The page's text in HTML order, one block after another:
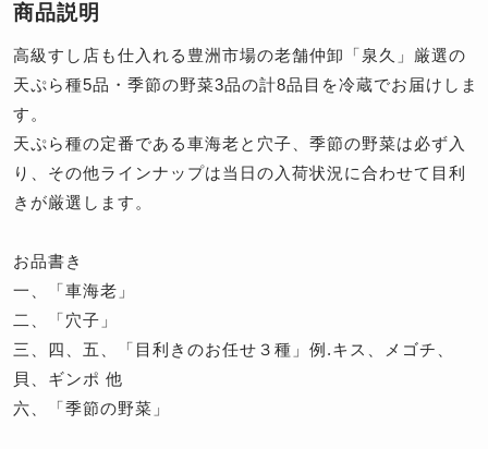
商品説明
高級すし店も仕入れる豊洲市場の老舗仲卸「泉久」厳選の
天ぷら種5品・季節の野菜3品の計8品目を冷蔵でお届けしま
す。
天ぷら種の定番である車海老と穴子、季節の野菜は必ず入
り、その他ラインナップは当日の入荷状況に合わせて目利
きが厳選します。
お品書き
一、「車海老」
二、「穴子」
三、四、五、「目利きのお任せ３種」例.キス、メゴチ、
貝、ギンポ 他
六、「季節の野菜」